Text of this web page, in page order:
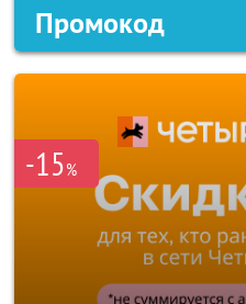
Промокод
-15%